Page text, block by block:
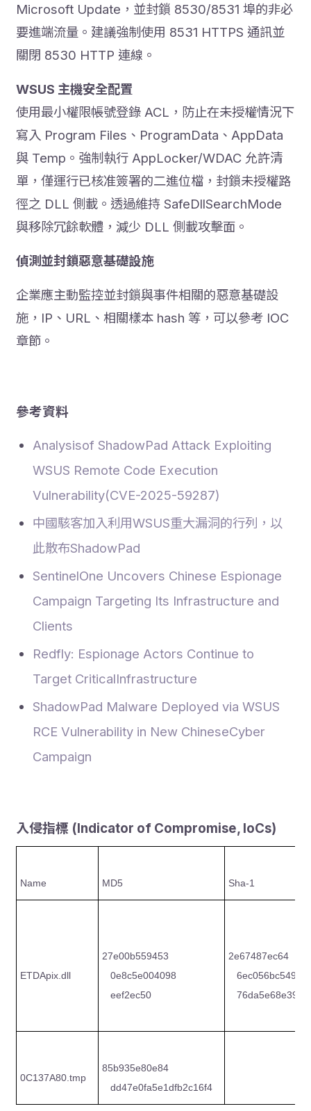
Microsoft Update，並封鎖 8530/8531 埠的非必
要進端流量。建議強制使用 8531 HTTPS 通訊並
關閉 8530 HTTP 連線。
WSUS 主機安全配置
使用最小權限帳號登錄 ACL，防止在未授權情況下
寫入 Program Files、ProgramData、AppData
與 Temp。強制執行 AppLocker/WDAC 允許清
單，僅運行已核准簽署的二進位檔，封鎖未授權路
徑之 DLL 側載。透過維持 SafeDllSearchMode
與移除冗餘軟體，減少 DLL 側載攻擊面。
偵測並封鎖惡意基礎設施
企業應主動監控並封鎖與事件相關的惡意基礎設
施，IP、URL、相關樣本 hash 等，可以參考 IOC
章節。
參考資料
Analysisof ShadowPad Attack Exploiting
WSUS Remote Code Execution
Vulnerability(CVE-2025-59287)
中國駭客加入利用WSUS重大漏洞的行列，以
此散布ShadowPad
SentinelOne Uncovers Chinese Espionage
Campaign Targeting Its Infrastructure and
Clients
Redfly: Espionage Actors Continue to
Target CriticalInfrastructure
ShadowPad Malware Deployed via WSUS
RCE Vulnerability in New ChineseCyber
Campaign
入侵指標 (Indicator of Compromise, IoCs)
Name MD5 Sha-1
ETDApix.dll
27e00b559453
0e8c5e004098
eef2ec50
2e67487ec64
6ec056bc549
0C137A80.tmp
85b935e80e84
dd47e0fa5e1dfb2c16f4